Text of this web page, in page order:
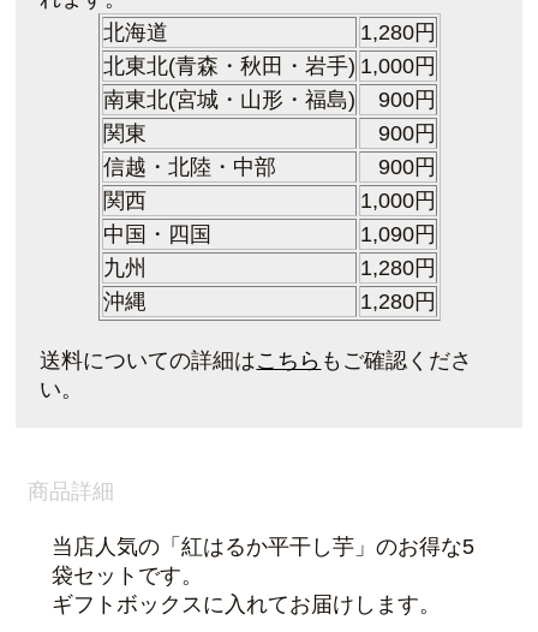
北海道
1,280円
北東北(青森・秋田・岩手) 1,000円
南東北(宮城・山形・福島)
900円
関東
900円
信越・北陸・中部
900円
関西
1,000円
中国・四国
1,090円
九州
1,280円
沖縄
1,280円
送料についての詳細はこちら もご確認くださ
い。
商品詳細
当店人気の「紅はるか平干し芋」のお得な5
袋セットです。
ギフトボックスに入れてお届けします。